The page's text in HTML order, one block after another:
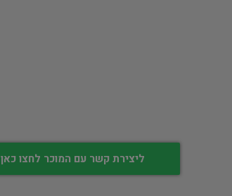
ליצירת קשר עם המוכר לחצו כאן